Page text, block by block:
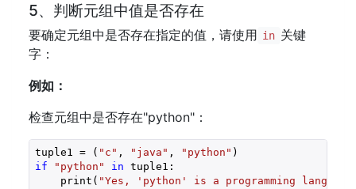
5、判断元组中值是否存在
要确定元组中是否存在指定的值，请使用 in 关键
字：
例如：
检查元组中是否存在"python"：
tuple1 = ( "c" , "java" , "python" )
if
"python" in tuple1:
    print(
"Yes, 'python' is a programming